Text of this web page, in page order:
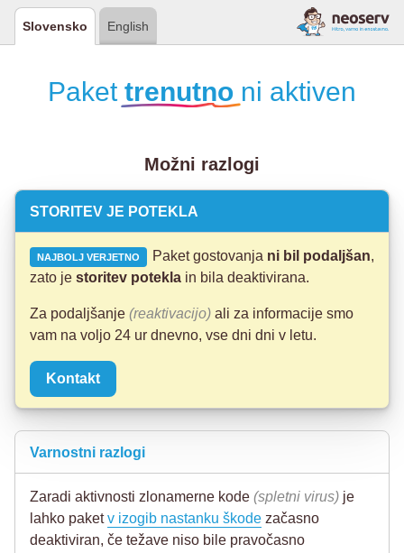
Slovensko English
Paket trenutno ni aktiven
Možni razlogi
STORITEV JE POTEKLA
NAJBOLJ VERJETNO Paket gostovanja ni bil podaljšan,
zato je storitev potekla in bila deaktivirana.
Za podaljšanje (reaktivacijo) ali za informacije smo
vam na voljo 24 ur dnevno, vse dni dni v letu.
Kontakt
Varnostni razlogi
Zaradi aktivnosti zlonamerne kode (spletni virus) je
lahko paketv izogib nastanku škode začasno
deaktiviran, če težave niso bile pravočasno